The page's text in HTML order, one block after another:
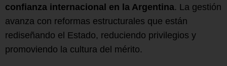
confianza internacional en la Argentina. La gestión
avanza con reformas estructurales que están
rediseñando el Estado, reduciendo privilegios y
promoviendo la cultura del mérito.